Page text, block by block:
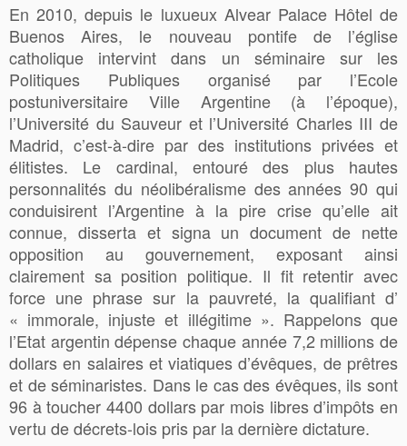
En 2010, depuis le luxueux Alvear Palace Hôtel de
Buenos Aires, le nouveau pontife de l’église
catholique intervint dans un séminaire sur les
Politiques Publiques organisé par l’Ecole
postuniversitaire Ville Argentine (à l’époque),
l’Université du Sauveur et l’Université Charles III de
Madrid, c’est-à-dire par des institutions privées et
élitistes. Le cardinal, entouré des plus hautes
personnalités du néolibéralisme des années 90 qui
conduisirent l’Argentine à la pire crise qu’elle ait
connue, disserta et signa un document de nette
opposition au gouvernement, exposant ainsi
clairement sa position politique. Il fit retentir avec
force une phrase sur la pauvreté, la qualifiant d’
« immorale, injuste et illégitime ». Rappelons que
l’Etat argentin dépense chaque année 7,2 millions de
dollars en salaires et viatiques d’évêques, de prêtres
et de séminaristes. Dans le cas des évêques, ils sont
96 à toucher 4400 dollars par mois libres d’impôts en
vertu de décrets-lois pris par la dernière dictature.